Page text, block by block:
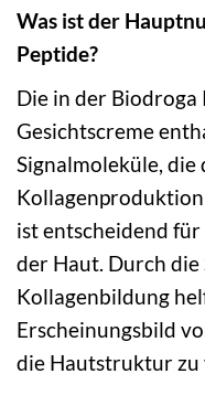
Was ist der
Peptide?
Die in der Biodroga
Gesichtscreme
Signalmoleküle,
ist entscheidend
der Haut. Durch
Kollagenbildung
Erscheinungsbild
die Hautstruktur zu